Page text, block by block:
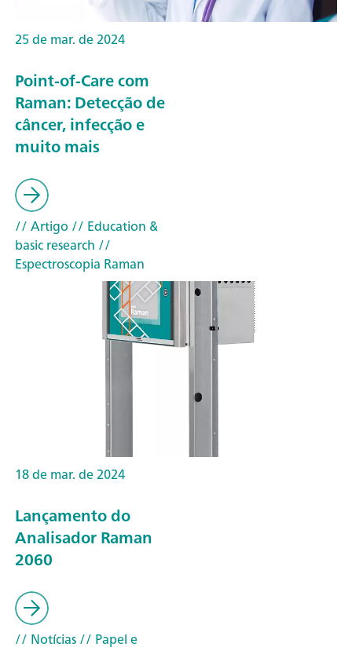
25 de mar. de 2024
Point-of-Care com
Raman: Detecção de
câncer, infecção e
muito mais
// Artigo // Education &
basic research //
Espectroscopia Raman
18 de mar. de 2024
Lançamento do
Analisador Raman
2060
// Notícias// Papel e